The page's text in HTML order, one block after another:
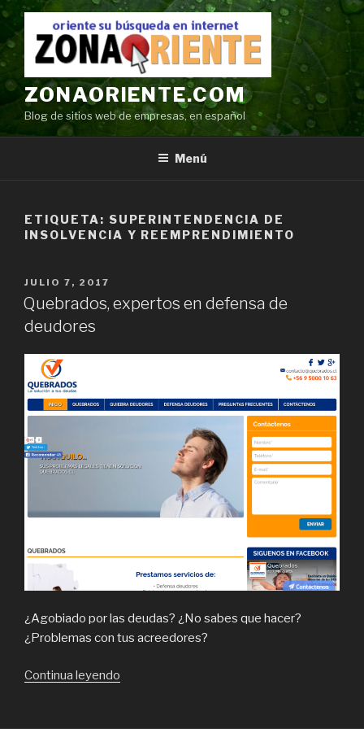
Ir
contenido
ZONAORIENTE.COM
Blog de sitios web de empresas, en español
Menú
ETIQUETA: SUPERINTENDENCIA DE
INSOLVENCIA Y REEMPRENDIMIENTO
POSTED
ON
JULIO 7, 2017
Quebrados, expertos en defensa de
deudores
¿Agobiado por las deudas? ¿No sabes que hacer?
¿Problemas con tus acreedores?
Continua leyendo